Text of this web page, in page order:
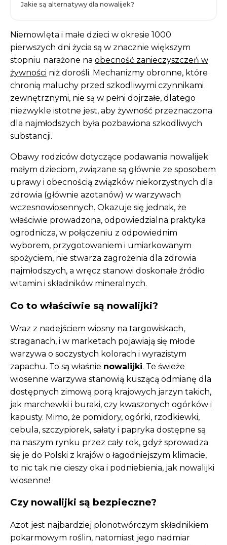
Jakie są alternatywy dla nowalijek?
Niemowlęta i małe dzieci w okresie 1000
pierwszych dni życia są w znacznie większym
stopniu narażone na obecność zanieczyszczeń w
żywności niż dorośli. Mechanizmy obronne, które
chronią maluchy przed szkodliwymi czynnikami
zewnętrznymi, nie są w pełni dojrzałe, dlatego
niezwykle istotne jest, aby żywność przeznaczona
dla najmłodszych była pozbawiona szkodliwych
substancji.
Obawy rodziców dotyczące podawania nowalijek
małym dzieciom, związane są głównie ze sposobem
uprawy i obecnością związków niekorzystnych dla
zdrowia (głównie azotanów) w warzywach
wczesnowiosennych. Okazuje się jednak, że
właściwie prowadzona, odpowiedzialna praktyka
ogrodnicza, w połączeniu z odpowiednim
wyborem, przygotowaniem i umiarkowanym
spożyciem, nie stwarza zagrożenia dla zdrowia
najmłodszych, a wręcz stanowi doskonałe źródło
witamin i składników mineralnych.
Co to właściwie są nowalijki?
Wraz z nadejściem wiosny na targowiskach,
straganach, i w marketach pojawiają się młode
warzywa o soczystych kolorach i wyrazistym
zapachu. To są właśnie nowalijki. Te świeże
wiosenne warzywa stanowią kuszącą odmianę dla
dostępnych zimową porą krajowych jarzyn takich,
jak marchewki i buraki, czy kwaszonych ogórków i
kapusty. Mimo, że pomidory, ogórki, rzodkiewki,
cebula, szczypiorek, sałaty i papryka dostępne są
na naszym rynku przez cały rok, gdyż sprowadza
się je do Polski z krajów o łagodniejszym klimacie,
to nic tak nie cieszy oka i podniebienia, jak nowalijki
wiosenne!
Czy nowalijki są bezpieczne?
Azot jest najbardziej plonotwórczym składnikiem
pokarmowym roślin, natomiast jego nadmiar